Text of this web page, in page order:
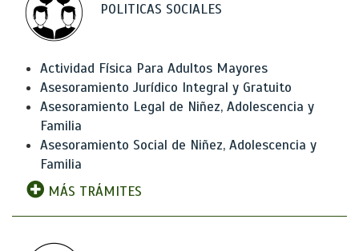
POLITICAS SOCIALES
Actividad Física Para Adultos Mayores
Asesoramiento Jurídico Integral y Gratuito
Asesoramiento Legal de Niñez, Adolescencia y
Familia
Asesoramiento Social de Niñez, Adolescencia y
Familia
MÁS TRÁMITES